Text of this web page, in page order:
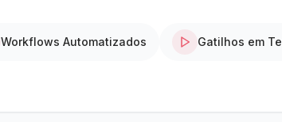
Workflows Automatizados Gatilhos em